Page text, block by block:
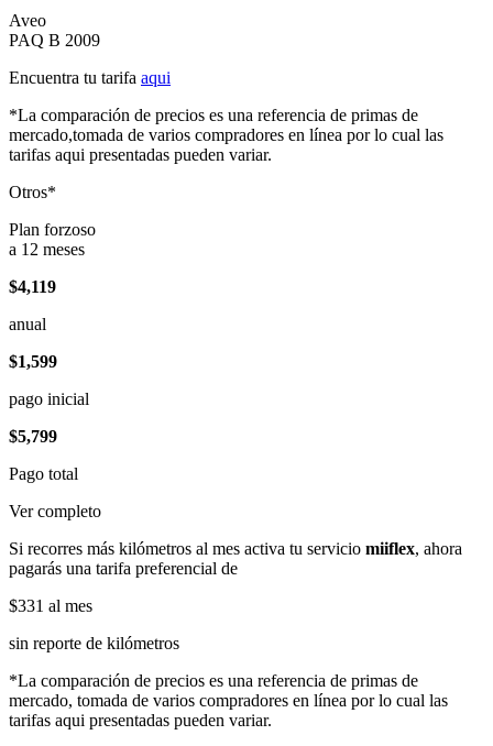
Aveo
PAQ B 2009
Encuentra tu tarifa aqui
*La comparación de precios es una referencia de primas de
mercado,tomada de varios compradores en línea por lo cual las
tarifas aqui presentadas pueden variar.
Otros*
Plan forzoso
a 12 meses
$4,119
anual
$1,599
pago inicial
$5,799
Pago total
Ver completo
Si recorres más kilómetros al mes activa tu servicio miiflex, ahora
pagarás una tarifa preferencial de
$331 al mes
sin reporte de kilómetros
*La comparación de precios es una referencia de primas de
mercado, tomada de varios compradores en línea por lo cual las
tarifas aqui presentadas pueden variar.